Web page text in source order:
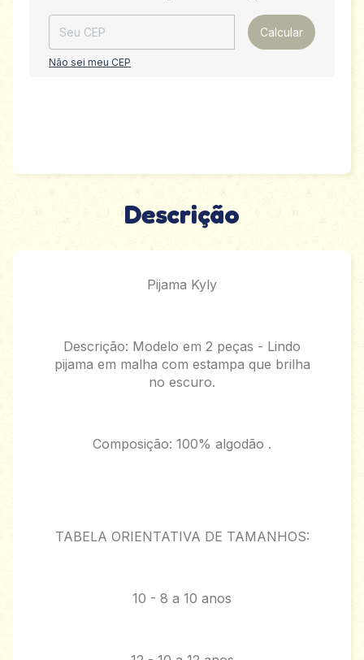
Calcular
Não sei meu CEP
Descrição
Pijama Kyly
Descrição: Modelo em 2 peças - Lindo
pijama em malha com estampa que brilha
no escuro.
Composição: 100% algodão .
TABELA ORIENTATIVA DE TAMANHOS:
10 - 8 a 10 anos